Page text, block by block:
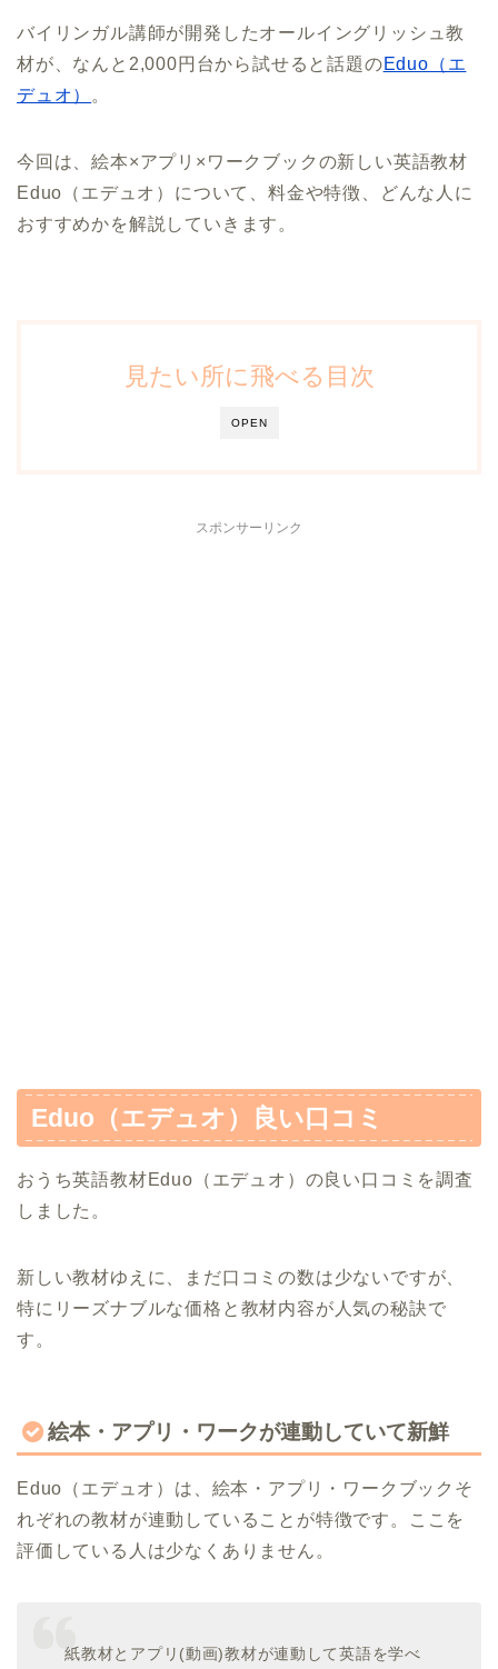
バイリンガル講師が開発したオールイングリッシュ教
材が、なんと2,000円台から試せると話題のEduo（エ
デュオ）
。
今回は、絵本×アプリ×ワークブックの新しい英語教材
Eduo（エデュオ）について、料金や特徴、どんな人に
おすすめかを解説していきます。
OPEN
見たい所に飛べる目次
スポンサーリンク
Eduo（エデュオ）良い口コミ
おうち英語教材Eduo（エデュオ）の良い口コミを調査
しました。
新しい教材ゆえに、まだ口コミの数は少ないですが、
特にリーズナブルな価格と教材内容が人気の秘訣で
す。
絵本・アプリ・ワークが連動していて新鮮
Eduo（エデュオ）は、絵本・アプリ・ワークブックそ
れぞれの教材が連動していることが特徴です。ここを
評価している人は少なくありません。
紙教材とアプリ(動画)教材が連動して英語を学べ